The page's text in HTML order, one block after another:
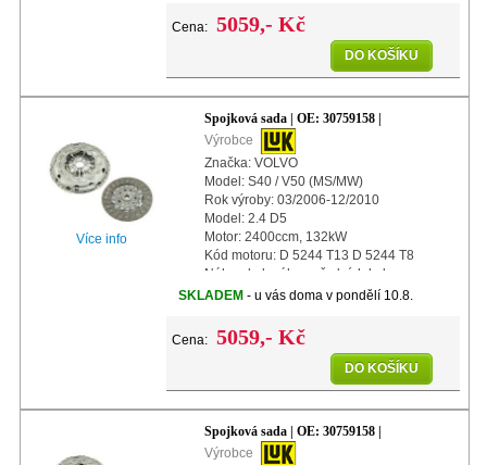
Cena: 5059,- Kč
DO KOŠÍKU
Více info
Spojková sada | OE: 30759158 |
Výrobce
Značka: VOLVO
Model: S40 / V50 (MS/MW)
Rok výroby: 03/2006-12/2010
Model: 2.4 D5
Motor: 2400ccm, 132kW
Kód motoru: D 5244 T13 D 5244 T8
Náhon kol: náhon předních kol
Další info: s automatickým nastavením
SKLADEM - u vás doma v pondělí 10.8.
Cena: 5059,- Kč
DO KOŠÍKU
Spojková sada | OE: 30759158 |
Výrobce